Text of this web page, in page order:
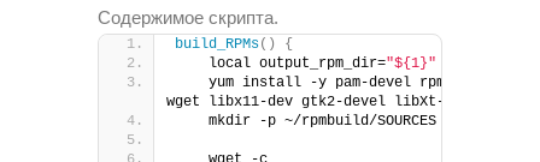
Содержимое скрипта.
build_RPMs()
{
    local output_rpm_dir=
"${1}"
yum install -y pam-devel rpm-build
wget libx11-dev gtk2-devel libXt-devel
    mkdir -p ~/rpmbuild/SOURCES